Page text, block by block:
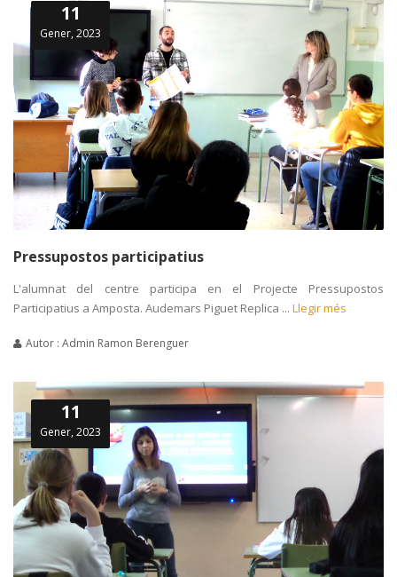
11
Gener, 2023
Pressupostos participatius
L'alumnat del centre participa en el Projecte Pressupostos
Participatius a Amposta. Audemars Piguet Replica ... Llegir més
Autor : Admin Ramon Berenguer
11
Gener, 2023